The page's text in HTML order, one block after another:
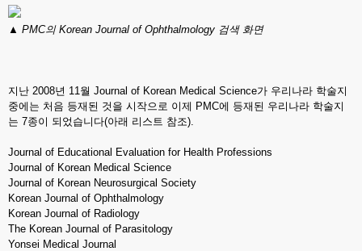
▲ PMC의 Korean Journal of Ophthalmology 검색 화면
지난 2008년 11월 Journal of Korean Medical Science가 우리나라 학술지
중에는 처음 등재된 것을 시작으로 이제 PMC에 등재된 우리나라 학술지
는 7종이 되었습니다(아래 리스트 참조).
Journal of Educational Evaluation for Health Professions
Journal of Korean Medical Science
Journal of Korean Neurosurgical Society
Korean Journal of Ophthalmology
Korean Journal of Radiology
The Korean Journal of Parasitology
Yonsei Medical Journal